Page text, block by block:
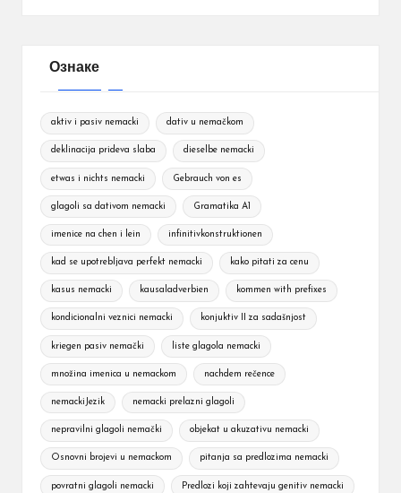
Ознаке
aktiv i pasiv nemacki dativ u nemačkom
deklinacija prideva slaba dieselbe nemacki
etwas i nichts nemacki Gebrauch von es
glagoli sa dativom nemacki Gramatika A1
imenice na chen i lein infinitivkonstruktionen
kad se upotrebljava perfekt nemacki kako pitati za cenu
kasus nemacki kausaladverbien kommen with prefixes
kondicionalni veznici nemacki konjuktiv II za sadašnjost
kriegen pasiv nemački liste glagola nemacki
množina imenica u nemackom nachdem rečence
nemackiJezik nemacki prelazni glagoli
nepravilni glagoli nemački objekat u akuzativu nemacki
Osnovni brojevi u nemackom pitanja sa predlozima nemacki
povratni glagoli nemacki Predlozi koji zahtevaju genitiv nemacki